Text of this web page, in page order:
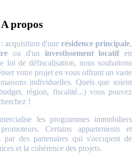
A propos
acquisition d'une résidence principale,
ou d'un investissement locatifen
loi de défiscalisation, nous souhaitons
votre projet en vous offrant un vaste
individuelles. Quels que soient
région, fiscalité...) vous pouvez
!
les programmes immobiliers
Certains appartements et
par des partenaires qui s'occupent de
et la cohérence des projets.